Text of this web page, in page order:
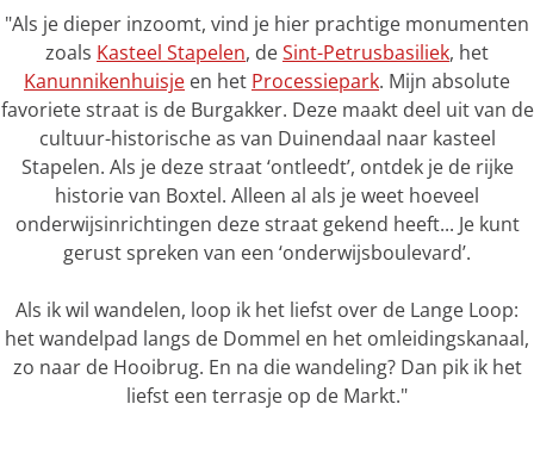
"Als je dieper inzoomt, vind je hier prachtige monumenten
zoals Kasteel Stapelen, deSint-Petrusbasiliek, het
Kanunnikenhuisje en het Processiepark. Mijn absolute
favoriete straat is de Burgakker. Deze maakt deel uit van de
cultuur-historische as van Duinendaal naar kasteel
Stapelen. Als je deze straat ‘ontleedt’, ontdek je de rijke
historie van Boxtel. Alleen al als je weet hoeveel
onderwijsinrichtingen deze straat gekend heeft... Je kunt
gerust spreken van een ‘onderwijsboulevard’.
Als ik wil wandelen, loop ik het liefst over de Lange Loop:
het wandelpad langs de Dommel en het omleidingskanaal,
zo naar de Hooibrug. En na die wandeling? Dan pik ik het
liefst een terrasje op de Markt."